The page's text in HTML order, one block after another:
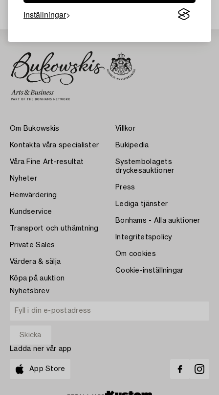
Inställningar
Om Bukowskis
Kontakta våra specialister
Våra Fine Art-resultat
Nyheter
Hemvärdering
Kundservice
Transport och uthämtning
Private Sales
Värdera & sälja
Köpa på auktion
Villkor
Bukipedia
Systembolagets
dryckesauktioner
Press
Lediga tjänster
Bonhams - Alla auktioner
Integritetspolicy
Om cookies
Cookie-inställningar
Nyhetsbrev
Ladda ner vår app
App Store